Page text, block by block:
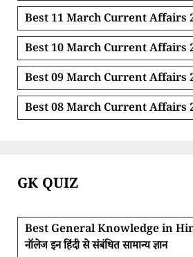
Best 11 March Current Affairs
Best 10 March Current Affairs
Best 09 March Current Affairs
Best 08 March Current Affairs
GK QUIZ
Best General Knowledge in
नॉलेज इन हिंदी से संबंधित सामान्य ज्ञान